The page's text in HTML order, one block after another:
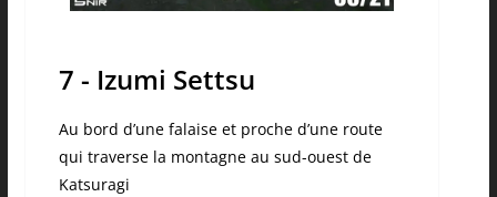
7 - Izumi Settsu
Au bord d’une falaise et proche d’une route
qui traverse la montagne au sud-ouest de
Katsuragi